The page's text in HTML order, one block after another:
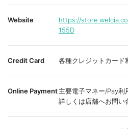
Website
https://
155D
Credit Card 各種クレジットカード
Online Payment主要電子マネー/Pay利
詳しくは店舗へお問い